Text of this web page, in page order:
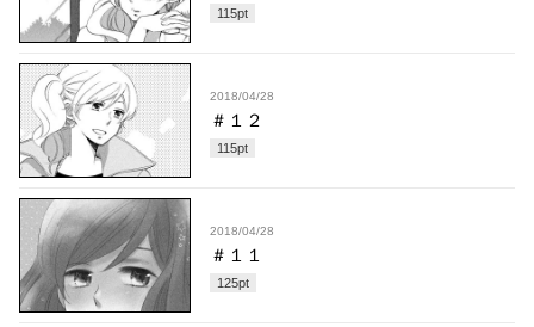
115pt
2018/04/28
＃１２
115pt
2018/04/28
＃１１
125pt